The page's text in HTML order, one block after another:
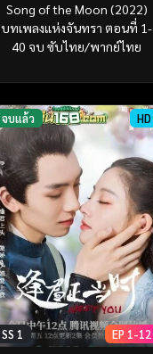
Song of the Moon (2022)
บทเพลงแห่งจันทรา ตอนที่ 1-
40 จบ ซับไทย/พากย์ไทย
จบแล้ว HD
SS 1 EP 1-12